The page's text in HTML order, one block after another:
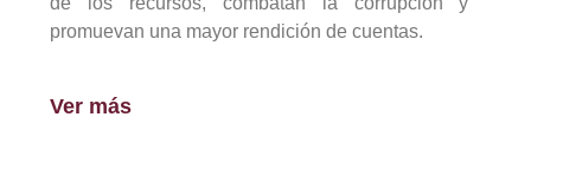
promuevan una mayor rendición de cuentas.
Ver más